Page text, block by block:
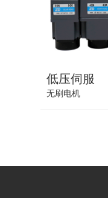
低压伺服
无刷电机